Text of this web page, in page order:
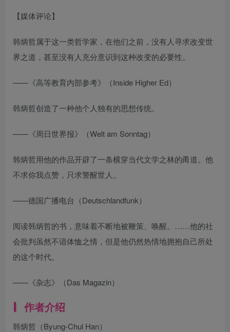
【媒体评论】
韩炳哲属于这一类哲学家，在他们之前，没有人寻求改变世
界之道，甚至没有人充分意识到这种改变的必要性。
——《高等教育内部参考》（Inside Higher Ed）
韩炳哲创造了一种他个人独有的思想传统。
——《周日世界报》（Welt am Sonntag）
韩炳哲用他的作品开辟了一条横穿当代文学之林的甬道。他
不求你我点赞，只求警醒世人。
——德国广播电台（Deutschlandfunk）
阅读韩炳哲的书，意味着不断地被鞭策、唤醒。……他的社
会批判虽然不谙体恤之情，但是他仍然热情地拥抱自己所处
的这个时代。
——《杂志》（Das Magazin）
作者介绍
韩炳哲（Byung-Chul Han）